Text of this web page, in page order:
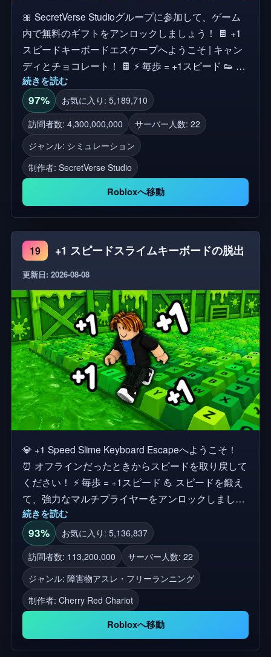
🎀 SecretVerse Studioグループに参加して、ゲーム
内で無料のギフトをアンロックしましょう！ 🍫 +1
スピードキーボードエスケープへようこそ | キャン
ディとチョコレート！ 🍫 ⚡ 毎歩 = +1スピード 👟 キ
ャンディとチョコレートのキーボードキーでできた
世界を駆け回り、ジャンプして脱出しましょう 💪
スピードを鍛えて、強力なマルチプライヤーをアン
ロックしましょう。 👥 友達や他のプレイヤーとレ
ースをする 🌍 サーバー上で最速になる 🚀 スピード
がすべてです...しかし、一歩間違えると、最初から
戻ってしまいます 😱 🎧 ASMRのバイブが含まれて
キャンディーサウンドで、スピードとリラックス感
が完璧に融合しています✨
続きを読む
97%
お気に入り: 5,189,710
訪問者数: 4,300,000,000
サーバー人数: 22
ジャンル: シミュレーション
制作者: SecretVerse Studio
Robloxへ移動
19 +1 スピードスライムキーボードの脱出
更新日: 2026-08-08
💎 +1 Speed Slime Keyboard Escapeへようこそ！
⏰ オフラインだったときからスピードを取り戻して
ください！ ⚡ 毎歩 = +1スピード 💪 スピードを鍛え
て、強力なマルチプライヤーをアンロックしましょ
う！ 👥 友達や他のプレイヤーとレースをしよう！
🌍 世界で最速になろう！ 🎧 ASMRのバイブが含ま
れています✨ 💝 オーナーをフォローしてください：
https://www.roblox.com/users/1100110617/profile 🔑
タグ: スピード、キーボード、キャンディ、チョコ
レート、ASMR、オビー、脱出、パルクール、マル
チプレイヤー、レース、競争力、満足感、リラック
ス、物理学、ラグドール、チャレンジ、スピードラ
続きを読む
93%
お気に入り: 5,136,837
訪問者数: 113,200,000
サーバー人数: 22
ジャンル: 障害物アスレ・フリーランニング
制作者: Cherry Red Chariot
Robloxへ移動